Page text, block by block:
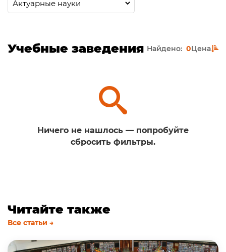
Учебные заведения Найдено: 0Цена
Ничего не нашлось — попробуйте
сбросить фильтры.
Читайте также
Все статьи →